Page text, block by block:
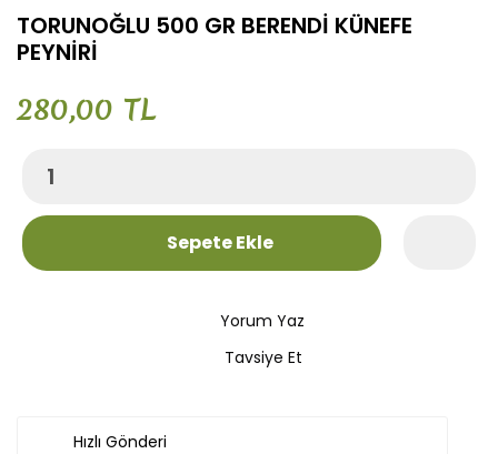
TORUNOĞLU 500 GR BERENDİ KÜNEFE
PEYNİRİ
280,00 TL
Sepete Ekle
Yorum Yaz
Tavsiye Et
Hızlı Gönderi